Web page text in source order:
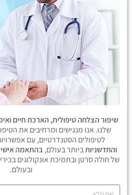
שיפור הצלחה טיפולית, הארכת חיים
שלנו. אנו מנגישים ומרחיבים את
לטיפולים הסטנדרטיים, עם
והחדשניותביותר בעולם, בהתאמה
של חולה סרטן ובתמיכת אונקולוגים
ובעולם.